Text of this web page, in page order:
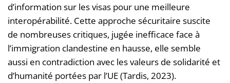
d’information sur les visas pour une meilleure
interopérabilité. Cette approche sécuritaire suscite
de nombreuses critiques, jugée inefficace face à
l’immigration clandestine en hausse, elle semble
aussi en contradiction avec les valeurs de solidarité et
d’humanité portées par l’UE (Tardis, 2023).